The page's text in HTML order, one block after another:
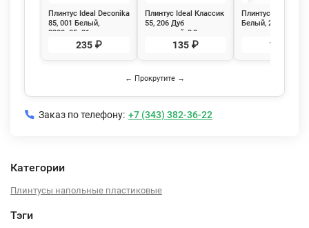
Плинтус Ideal Deconika
85, 001 Белый,
2200х85х21
235 ₽
Плинтус Ideal Классик
55, 206 Дуб
коньячный, 2,2м с
кабель-каналом
135 ₽
Плинтус Lexida 80,
Белый, 2,2м. с
180 ₽
← Прокрутите →
Заказ по телефону: +7 (343) 382-36-22
Категории
Плинтусы напольные пластиковые
Тэги